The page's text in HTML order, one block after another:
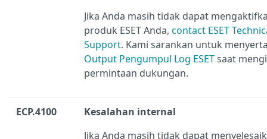
Jika Anda masih tidak dapat
produk ESET Anda, contact ESET
Support. Kami sarankan untuk
Output Pengumpul Log ESETsaat
permintaan dukungan.
ECP.4100
Kesalahan internal
Jika Anda masih tidak dapat